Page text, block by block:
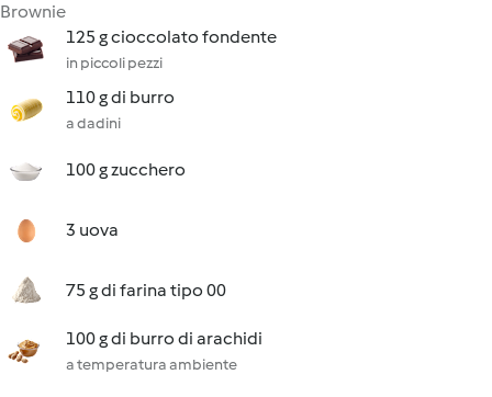
Brownie
125 g cioccolato fondente
in piccoli pezzi
110 g di burro
a dadini
100 g zucchero
3 uova
75 g di farina tipo 00
100 g di burro di arachidi
a temperatura ambiente